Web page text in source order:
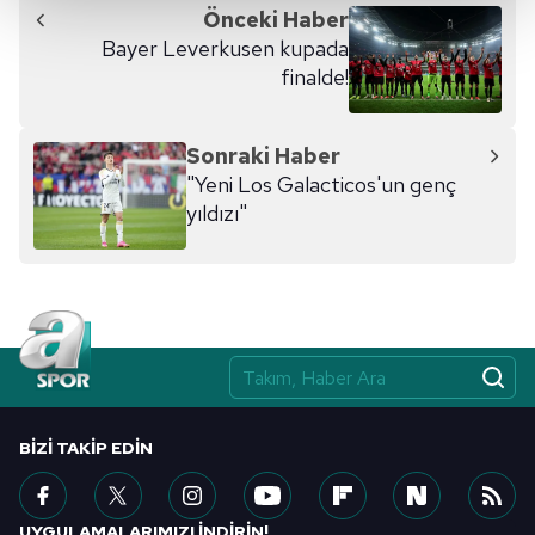
Her halükârda, kullanıcılar, bu çerezlere izin vermedikleri
takdirde, kullanıcılara hedefli reklamlar
Sizlere daha iyi bir hizmet sunabilmek için İnternet
Sitemizde kendimize ve üçüncü kişilere ait çerezler
kullanılmaktadır. Bu çerezler vasıtasıyla çeşitli kişisel
verileriniz işlenmekte olup gerekli olan çerezler bilgi
kılınması ve kişiselleştirilmesi ve sizlere yönelik
reklam/pazarlama faaliyetlerinin yapılması, amaçlarıyla
sınırlı olarak açık rızanız dahilinde kullanılacaktır.
Çerezlere ilişkin tercihlerinizi aşağıda yer alan panel
için Ayarlar butonuna tıklayabilir,
Çerez Bilgilendirme
Metnimiziziyaret edebilirsiniz.
Önceki Haber
Bayer Leverkusen kupada
finalde!
Sonraki Haber
"Yeni Los Galacticos'un genç
yıldızı"
BIZI TAKIP EDIN